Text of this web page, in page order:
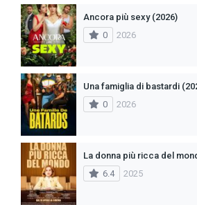
Ancora più sexy (2026)
0
2026
Una famiglia di bastardi
0
2026
La donna più ricca del
6.4
2025